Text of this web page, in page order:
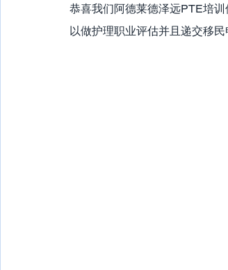
恭喜我们阿德莱德泽远PTE培
以做护理职业评估并且递交移民